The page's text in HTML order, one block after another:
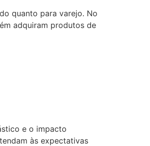
quanto para varejo. No
adquiram produtos de
e o impacto
às expectativas